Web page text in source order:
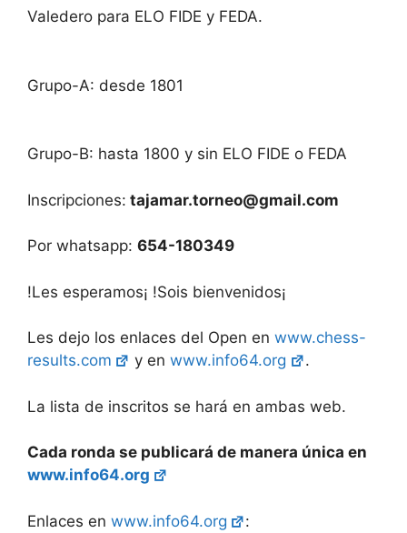
Valedero para ELO FIDE y FEDA.
Grupo-A: desde 1801
Grupo-B: hasta 1800 y sin ELO FIDE o FEDA
Inscripciones: tajamar.torneo@gmail.com
Por whatsapp: 654-180349
!Les esperamos¡ !Sois bienvenidos¡
Les dejo los enlaces del Open en www.chess-
results.com
y enwww.info64.org .
La lista de inscritos se hará en ambas web.
Cada ronda se publicará de manera única en
www.info64.org
Enlaces en www.info64.org :